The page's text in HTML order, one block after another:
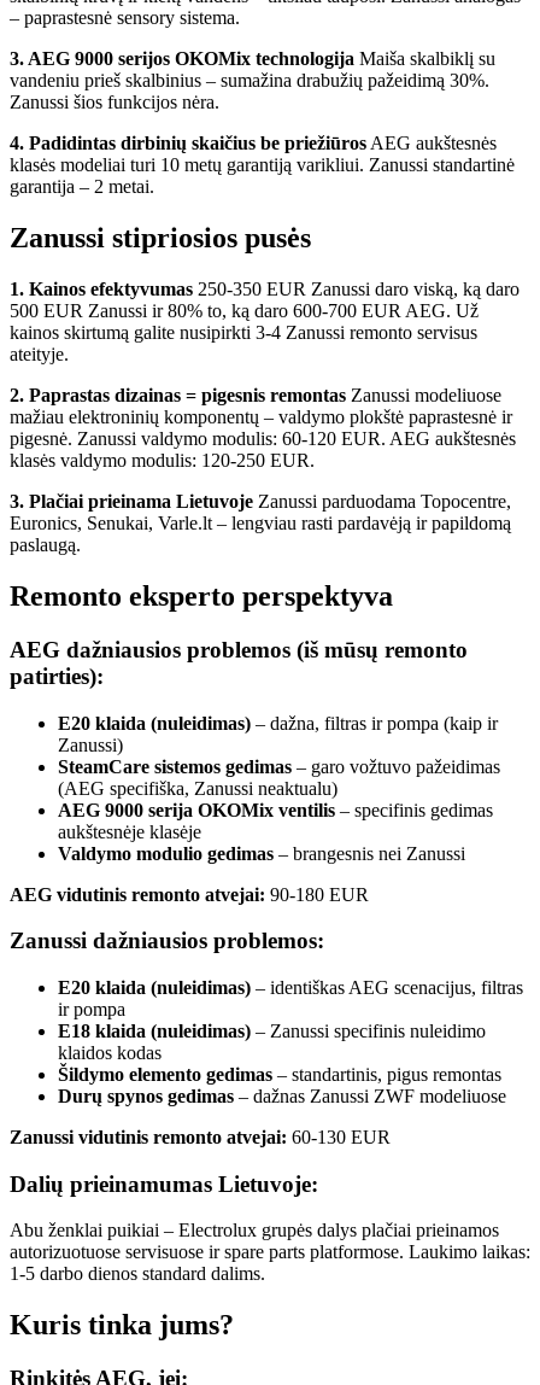
– paprastesnė sensory sistema.
3. AEG 9000 serijos OKOMix technologija Maiša skalbiklį su
vandeniu prieš skalbinius – sumažina drabužių pažeidimą 30%.
Zanussi šios funkcijos nėra.
4. Padidintas dirbinių skaičius be priežiūros AEG aukštesnės
klasės modeliai turi 10 metų garantiją varikliui. Zanussi standartinė
garantija – 2 metai.
Zanussi stipriosios pusės
1. Kainos efektyvumas 250-350 EUR Zanussi daro viską, ką daro
500 EUR Zanussi ir 80% to, ką daro 600-700 EUR AEG. Už
kainos skirtumą galite nusipirkti 3-4 Zanussi remonto servisus
ateityje.
2. Paprastas dizainas = pigesnis remontas Zanussi modeliuose
mažiau elektroninių komponentų – valdymo plokštė paprastesnė ir
pigesnė. Zanussi valdymo modulis: 60-120 EUR. AEG aukštesnės
klasės valdymo modulis: 120-250 EUR.
3. Plačiai prieinama Lietuvoje Zanussi parduodama Topocentre,
Euronics, Senukai, Varle.lt – lengviau rasti pardavėją ir papildomą
paslaugą.
Remonto eksperto perspektyva
AEG dažniausios problemos (iš mūsų remonto
patirties):
E20 klaida (nuleidimas) – dažna, filtras ir pompa (kaip ir
Zanussi)
SteamCare sistemos gedimas – garo vožtuvo pažeidimas
(AEG specifiška, Zanussi neaktualu)
AEG 9000 serija OKOMix ventilis – specifinis gedimas
aukštesnėje klasėje
Valdymo modulio gedimas – brangesnis nei Zanussi
AEG vidutinis remonto atvejai: 90-180 EUR
Zanussi dažniausios problemos:
E20 klaida (nuleidimas) – identiškas AEG scenacijus, filtras
ir pompa
E18 klaida (nuleidimas) – Zanussi specifinis nuleidimo
klaidos kodas
Šildymo elemento gedimas – standartinis, pigus remontas
Durų spynos gedimas – dažnas Zanussi ZWF modeliuose
Zanussi vidutinis remonto atvejai: 60-130 EUR
Dalių prieinamumas Lietuvoje:
Abu ženklai puikiai – Electrolux grupės dalys plačiai prieinamos
autorizuotuose servisuose ir spare parts platformose. Laukimo laikas:
1-5 darbo dienos standard dalims.
Kuris tinka jums?
Rinkitės AEG, jei: